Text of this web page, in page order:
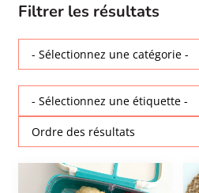
Filtrer les résultats